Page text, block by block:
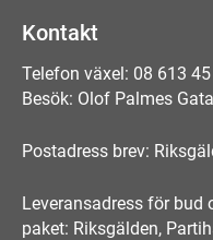
Kontakt
Telefon växel: 08 613
Besök: Olof Palmes
Postadress brev:
Leveransadress för bud
paket: Riksgälden,